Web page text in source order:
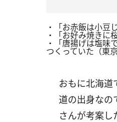
・「お赤飯は小豆
・「お好み焼きに
・「唐揚げは塩味
つくっていた（東
おもに北海道
道の出身なの
さんが考案し